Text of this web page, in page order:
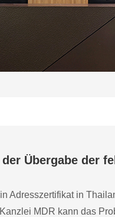
Übergabe der
Adresszertifikat in
MDR kann das